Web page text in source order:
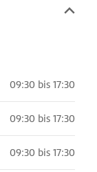
09:30 bis 17:30
09:30 bis 17:30
09:30 bis 17:30